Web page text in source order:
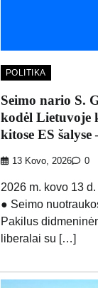
POLITIKA
Seimo nario S.
kodėl Lietuvoje
kitose ES šalyse
13 Kovo, 2026 0
2026 m. kovo 13
● Seimo
Pakilus
liberalai su […]